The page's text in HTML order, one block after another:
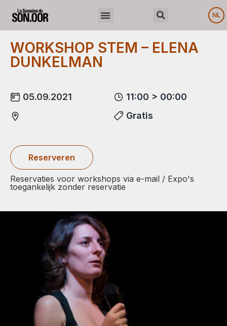
NL
WORKSHOP STEM – ELENA
DUNKELMAN
05.09.2021
11:00 > 00:00
Gratis
Reserveren
Reservaties voor workshops via e-mail / Expo's
toegankelijk zonder reservatie